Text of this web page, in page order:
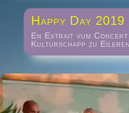
Happy Day 2019
En Extrait vum Concert
Kulturschapp zu